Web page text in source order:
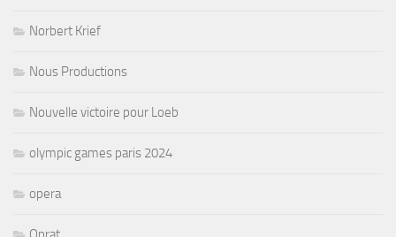
Norbert Krief
Nous Productions
Nouvelle victoire pour Loeb
olympic games paris 2024
opera